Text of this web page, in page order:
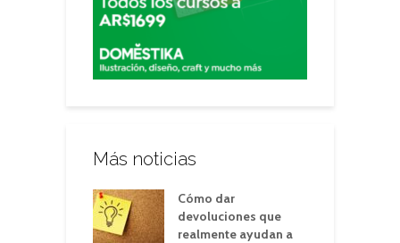
Más noticias
Cómo dar
devoluciones que
realmente ayudan a